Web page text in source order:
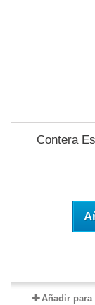
Contera
Añadir para